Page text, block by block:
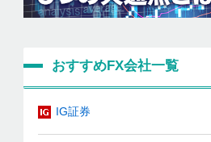
おすすめFX会社一覧
IG証券